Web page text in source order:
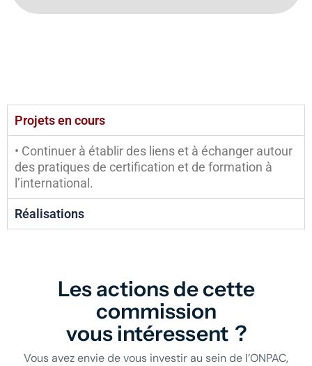
Projets en cours
• Continuer à établir des liens et à échanger autour
des pratiques de certification et de formation à
l’international.
Réalisations
Les actions de cette
commission
vous intéressent ?
Vous avez envie de vous investir au sein de l’ONPAC,